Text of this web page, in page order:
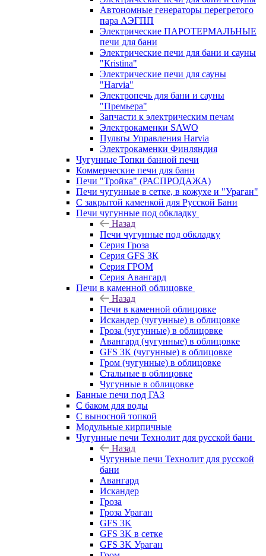
Автономные генераторы перегретого
пара АЭГПП
Электрические ПАРОТЕРМАЛЬНЫЕ
печи для бани
Электрические печи для бани и сауны
"Кristina"
Электрические печи для сауны
"Harvia"
Электропечь для бани и сауны
"Премьера"
Запчасти к электрическим печам
Электрокаменки SAWO
Пульты Управления Harvia
Электрокаменки Финляндия
Чугунные Топки банной печи
Коммерческие печи для бани
Печи "Тройка" (РАСПРОДАЖА)
Печи чугунные в сетке, в кожухе и "Ураган"
С закрытой каменкой для Русской Бани
Печи чугунные под обкладку
Назад
Печи чугунные под обкладку
Серия Гроза
Серия GFS ЗК
Серия ГРОМ
Серия Авангард
Печи в каменной облицовке
Назад
Печи в каменной облицовке
Искандер (чугунные) в облицовке
Гроза (чугунные) в облицовке
Авангард (чугунные) в облицовке
GFS ЗК (чугунные) в облицовке
Гром (чугунные) в облицовке
Стальные в облицовке
Чугунные в облицовке
Банные печи под ГАЗ
С баком для воды
С выносной топкой
Модульные кирпичные
Чугунные печи Технолит для русской бани
Назад
Чугунные печи Технолит для русской
бани
Авангард
Искандер
Гроза
Гроза Ураган
GFS 3K
GFS 3K в сетке
GFS 3K Ураган